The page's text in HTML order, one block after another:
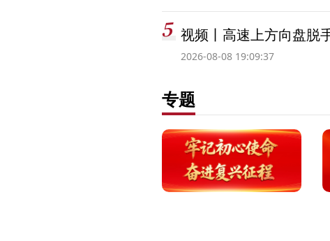
视频丨高速上方向盘脱
2026-08-08 19:09:37
专题